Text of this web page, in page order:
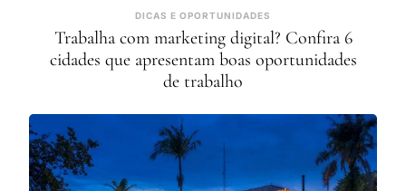
DICAS E OPORTUNIDADES
Trabalha com marketing digital? Confira 6
cidades que apresentam boas oportunidades
de trabalho